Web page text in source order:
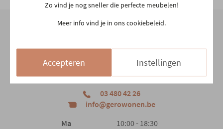
Onze winkel
Aarschotsesteenweg 151
2500 Lier
03 480 42 26
info@gerowonen.be
Ma
10:00 - 18:30
Zo vind je nog sneller die perfecte meubelen!
Meer info vind je in ons cookiebeleid.
Accepteren Instellingen